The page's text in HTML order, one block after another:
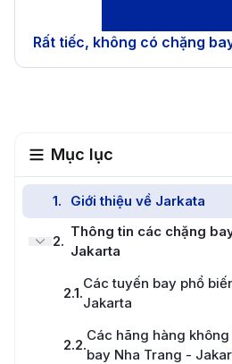
Rất tiếc, không có chặng
Mục lục
1. Giới thiệu về Jarkata
2.
Thông tin các chặng
Jakarta
2.1.
Các tuyến bay phổ
Jakarta
2.2.
Các hãng hàng
bay Nha Trang -